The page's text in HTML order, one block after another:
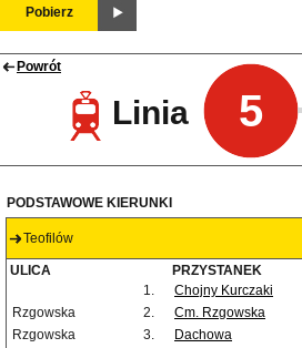
Pobierz
Powrót
Linia 5
PODSTAWOWE KIERUNKI
Teofilów
ULICA PRZYSTANEK
1.
Chojny Kurczaki
Rzgowska
2. Cm. Rzgowska
Rzgowska
3. Dachowa